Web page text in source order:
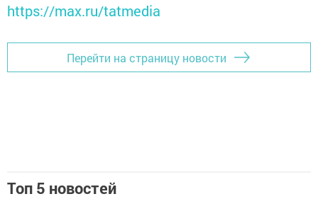
https://max.ru/tatmedia
Перейти на страницу новости
Топ 5 новостей